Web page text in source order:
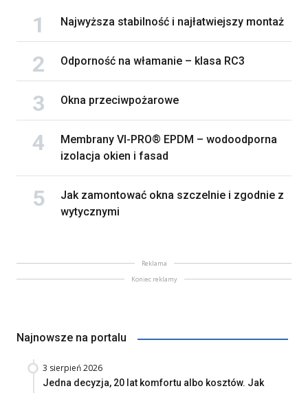
Najwyższa stabilność i najłatwiejszy montaż
Odporność na włamanie – klasa RC3
Okna przeciwpożarowe
Membrany VI-PRO® EPDM – wodoodporna
izolacja okien i fasad
Jak zamontować okna szczelnie i zgodnie z
wytycznymi
Reklama
Koniec reklamy
Najnowsze na portalu
3 sierpień 2026
Jedna decyzja, 20 lat komfortu albo kosztów. Jak